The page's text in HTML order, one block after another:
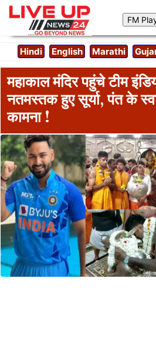
Hindi English Marathi
महाकाल मंदिर पहुंचे टीम
नतमस्तक हुए सूर्या, पंत के
कामना !